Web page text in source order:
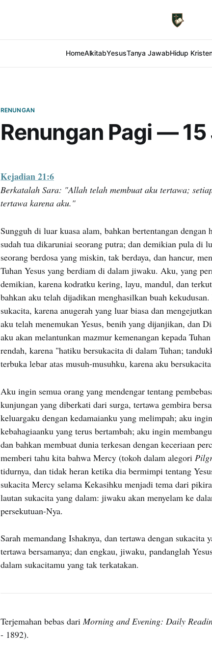
HomeAlkitabYesusTanya JawabHidup
RENUNGAN
Renungan Pagi —
Kejadian 21:6
Berkatalah Sara: "Allah telah membuat aku tertawa;
tertawa karena aku."
Sungguh di luar kuasa alam, bahkan bertentangan dengan
sudah tua dikaruniai seorang putra; dan demikian pula di
seorang berdosa yang miskin, tak berdaya, dan hancur,
Tuhan Yesus yang berdiam di dalam jiwaku. Aku, yang
demikian, karena kodratku kering, layu, mandul, dan
bahkan aku telah dijadikan menghasilkan buah
sukacita, karena anugerah yang luar biasa dan
aku telah menemukan Yesus, benih yang dijanjikan, dan
aku akan melantunkan mazmur kemenangan kepada
rendah, karena "hatiku bersukacita di dalam Tuhan;
terbuka lebar atas musuh-musuhku, karena aku
Aku ingin semua orang yang mendengar tentang
kunjungan yang diberkati dari surga, tertawa gembira
keluargaku dengan kedamaianku yang melimpah; aku
kebahagiaanku yang terus bertambah; aku ingin
dan bahkan membuat dunia terkesan dengan keceriaan
memberi tahu kita bahwa Mercy (tokoh dalam alegori
tidurnya, dan tidak heran ketika dia bermimpi tentang
sukacita Mercy selama Kekasihku menjadi tema dari
lautan sukacita yang dalam: jiwaku akan menyelam ke
persekutuan-Nya.
Sarah memandang Ishaknya, dan tertawa dengan sukacita
tertawa bersamanya; dan engkau, jiwaku, pandanglah
dalam sukacitamu yang tak terkatakan.
Terjemahan bebas dari Morning and Evening: Daily
- 1892).